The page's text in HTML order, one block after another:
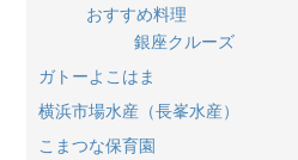
おすすめ料理
銀座クルーズ
ガトーよこはま
横浜市場水産（長峯水産）
こまつな保育園